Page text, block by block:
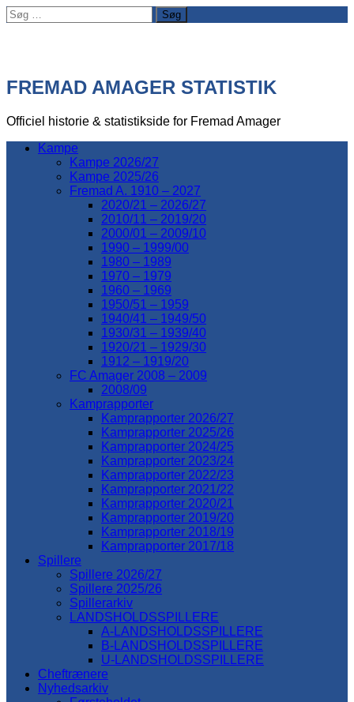
Søg
efter:
FREMAD AMAGER STATISTIK
Officiel historie & statistikside for Fremad Amager
Kampe
Kampe 2026/27
Kampe 2025/26
Fremad A. 1910 – 2027
2020/21 – 2026/27
2010/11 – 2019/20
2000/01 – 2009/10
1990 – 1999/00
1980 – 1989
1970 – 1979
1960 – 1969
1950/51 – 1959
1940/41 – 1949/50
1930/31 – 1939/40
1920/21 – 1929/30
1912 – 1919/20
FC Amager 2008 – 2009
2008/09
Kamprapporter
Kamprapporter 2026/27
Kamprapporter 2025/26
Kamprapporter 2024/25
Kamprapporter 2023/24
Kamprapporter 2022/23
Kamprapporter 2021/22
Kamprapporter 2020/21
Kamprapporter 2019/20
Kamprapporter 2018/19
Kamprapporter 2017/18
Spillere
Spillere 2026/27
Spillere 2025/26
Spillerarkiv
LANDSHOLDSSPILLERE
A-LANDSHOLDSSPILLERE
B-LANDSHOLDSSPILLERE
U-LANDSHOLDSSPILLERE
Cheftrænere
Nyhedsarkiv